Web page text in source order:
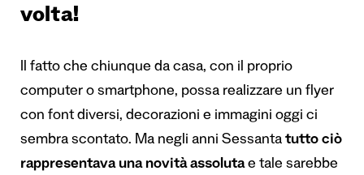
volta!
Il fatto che chiunque da casa, con il proprio
computer o smartphone, possa realizzare un flyer
con font diversi, decorazioni e immagini oggi ci
sembra scontato. Ma negli anni Sessanta tutto ciò
rappresentava una novità assolutae tale sarebbe